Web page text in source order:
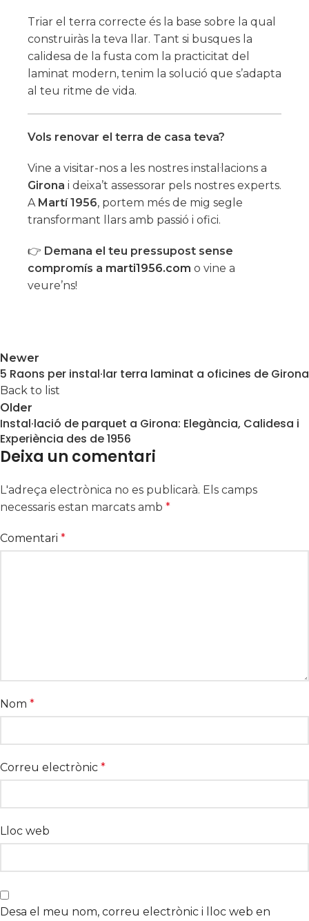
Triar el terra correcte és la base sobre la qual
construiràs la teva llar. Tant si busques la
calidesa de la fusta com la practicitat del
laminat modern, tenim la solució que s’adapta
al teu ritme de vida.
Vols renovar el terra de casa teva?
Vine a visitar-nos a les nostres instal·lacions a
Girona i deixa’t assessorar pels nostres experts.
A Martí 1956, portem més de mig segle
transformant llars amb passió i ofici.
👉 Demana el teu pressupost sense
compromís a marti1956.com o vine a
veure’ns!
Newer
5 Raons per instal·lar terra laminat a oficines de Girona
Back to list
Older
Instal·lació de parquet a Girona: Elegància, Calidesa i
Experiència des de 1956
Deixa un comentari
L'adreça electrònica no es publicarà. Els camps
necessaris estan marcats amb *
Comentari *
Nom *
Correu electrònic *
Lloc web
Desa el meu nom, correu electrònic i lloc web en